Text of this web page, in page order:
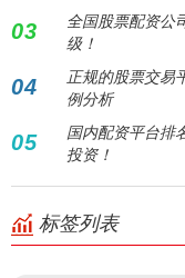
03
全国股票配资公
级！
04
正规的股票交易
例分析
05
国内配资平台排
投资！
标签列表